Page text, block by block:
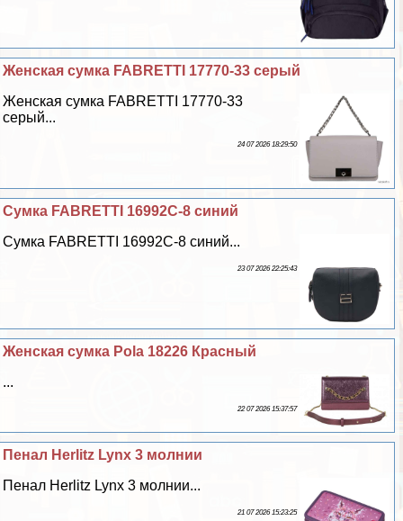
Женская сумка FABRETTI 17770-33 серый
Женская сумка FABRETTI 17770-33
серый...
24 07 2026 18:29:50
Сумка FABRETTI 16992C-8 синий
Сумка FABRETTI 16992C-8 синий...
23 07 2026 22:25:43
Женская сумка Pola 18226 Красный
...
22 07 2026 15:37:57
Пенал Herlitz Lynx 3 молнии
Пенал Herlitz Lynx 3 молнии...
21 07 2026 15:23:25